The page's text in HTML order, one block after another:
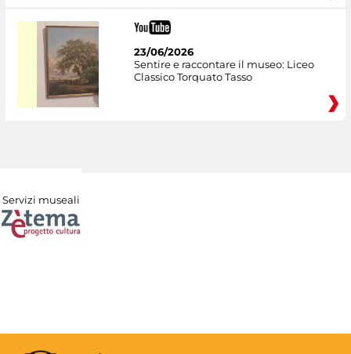
23/06/2026
Sentire e raccontare il museo: Liceo
Classico Torquato Tasso
Servizi museali